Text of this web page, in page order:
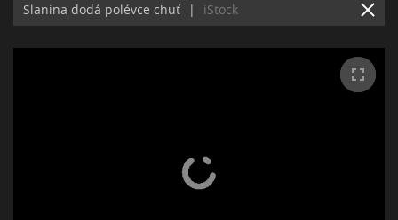
Slanina dodá polévce chuť | iStock